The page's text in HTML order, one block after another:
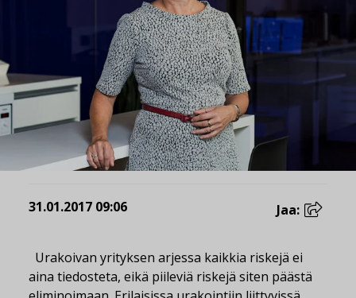
31.01.2017 09:06 Jaa:
Urakoivan yrityksen arjessa kaikkia riskejä ei
aina tiedosteta, eikä piileviä riskejä siten päästä